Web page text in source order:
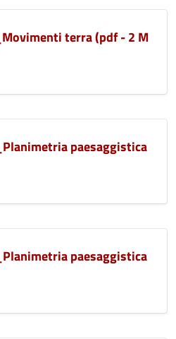
terra (pdf - 2 M
paesaggistica
paesaggistica